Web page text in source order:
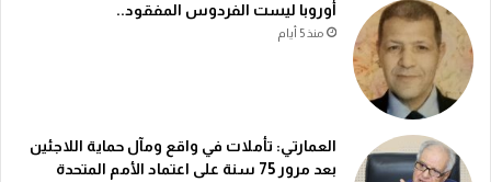
أوروبا ليست الفردوس المفقود..
منذ 5 أيام
العمارتي: تأملات في واقع ومآل حماية اللاجئين
بعد مرور 75 سنة على اعتماد الأمم المتحدة